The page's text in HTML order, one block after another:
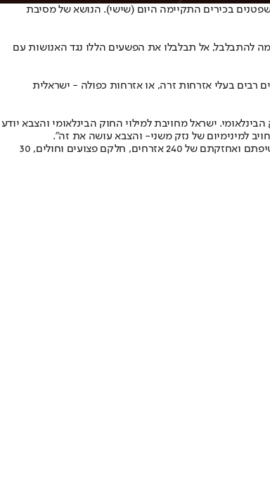
בכירים התקיימה היום (שישי). הנושא של מסיבת
מה להתבלבל, אל תבלבלו את הפשעים הללו נגד האנושות עם
רבים בעלי אזרחות זרה, או אזרחות כפולה - ישראלית
ישראל מחויבת למילוי החוק הבינלאומי והצבא יודע
האירוע התקיים במטה להשבת משפחות החטופים והנעדרים, תחת המסר: "חמאס ביצע פשעים נגד האנושות! על העולם לוודא כי חמאס ישלם את המחיר על חטיפתם ואחזקתם של 240 אזרחים, חלקם פצועים וחולים, 30